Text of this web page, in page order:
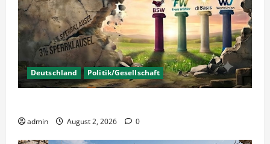
Deutschland Politik/Gesellschaft
admin August 2, 2026 0